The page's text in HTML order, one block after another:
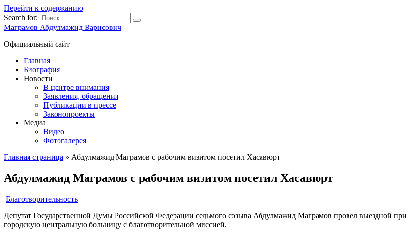
Перейти к содержанию
Search for:
Маграмов Абдулмажид Варисович
Официальный сайт
Главная
Биография
Новости
В центре внимания
Заявления, обращения
Публикации в прессе
Законопроекты
Медиа
Видео
Фотогалерея
Главная страница » Абдулмажид Маграмов с рабочим визитом посетил Хасавюрт
Абдулмажид Маграмов с рабочим визитом посетил Хасавюрт
Благотворительность
Депутат Государственной Думы Российской Федерации седьмого созыва Абдулмажид Маграмов провел выездной
городскую центральную больницу с благотворительной миссией.